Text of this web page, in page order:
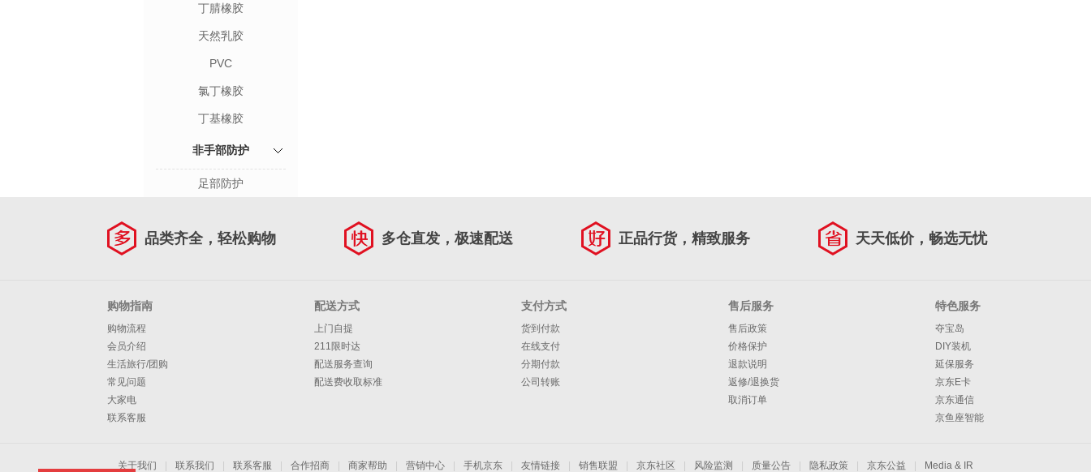
丁腈橡胶
天然乳胶
PVC
氯丁橡胶
丁基橡胶
非手部防护
足部防护
品类齐全，轻松购物 多仓直发，极速配送 正品行货，精致服务 天天低价，畅选无忧
购物指南
购物流程
会员介绍
生活旅行/团购
常见问题
大家电
联系客服
配送方式
上门自提
211限时达
配送服务查询
配送费收取标准
支付方式
货到付款
在线支付
分期付款
公司转账
售后服务
售后政策
价格保护
退款说明
返修/退换货
取消订单
特色服务
夺宝岛
DIY装机
延保服务
京东E卡
京东通信
京鱼座智能
关于我们 联系我们 联系客服 合作招商 商家帮助 营销中心 手机京东 友情链接 销售联盟 京东社区 风险监测 质量公告 隐私政策 京东公益 Media & IR